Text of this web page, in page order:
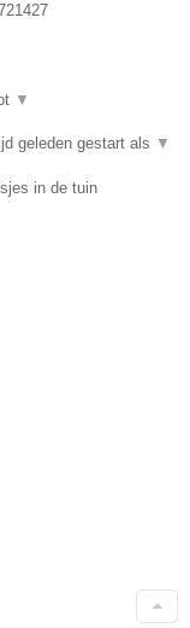
▼
geleden gestart als ▼
in de tuin